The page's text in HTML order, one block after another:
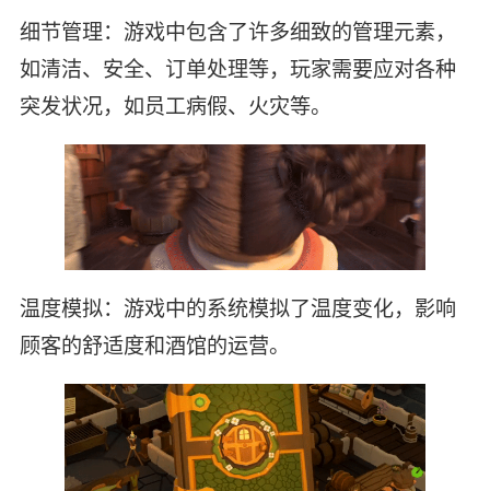
细节管理：游戏中包含了许多细致的管理元素，
如清洁、安全、订单处理等，玩家需要应对各种
突发状况，如员工病假、火灾等。
温度模拟：游戏中的系统模拟了温度变化，影响
顾客的舒适度和酒馆的运营。